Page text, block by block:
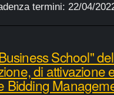
termini: 22/04/
School"
di attivazione
Bidding